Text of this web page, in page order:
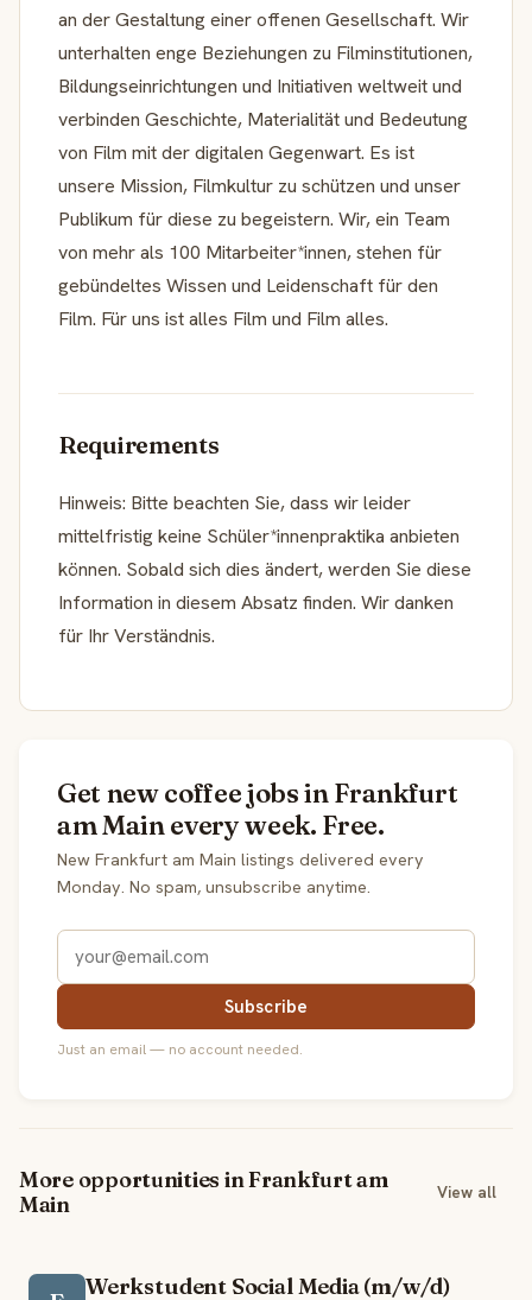
an der Gestaltung einer offenen Gesellschaft. Wir
unterhalten enge Beziehungen zu Filminstitutionen,
Bildungseinrichtungen und Initiativen weltweit und
verbinden Geschichte, Materialität und Bedeutung
von Film mit der digitalen Gegenwart. Es ist
unsere Mission, Filmkultur zu schützen und unser
Publikum für diese zu begeistern. Wir, ein Team
von mehr als 100 Mitarbeiter*innen, stehen für
gebündeltes Wissen und Leidenschaft für den
Film. Für uns ist alles Film und Film alles.
Requirements
Hinweis: Bitte beachten Sie, dass wir leider
mittelfristig keine Schüler*innenpraktika anbieten
können. Sobald sich dies ändert, werden Sie diese
Information in diesem Absatz finden. Wir danken
für Ihr Verständnis.
Get new coffee jobs in Frankfurt
am Main every week. Free.
New Frankfurt am Main listings delivered every
Monday. No spam, unsubscribe anytime.
Subscribe
Just an email — no account needed.
More opportunities in Frankfurt am
Main
View all
Werkstudent Social Media (m/w/d)